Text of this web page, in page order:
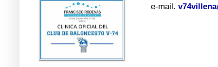
e-mail.